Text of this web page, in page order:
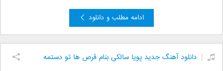
ادامه مطلب و دانلود
دانلود آهنگ جدید پویا سالکی بنام قرص ها تو دستمه